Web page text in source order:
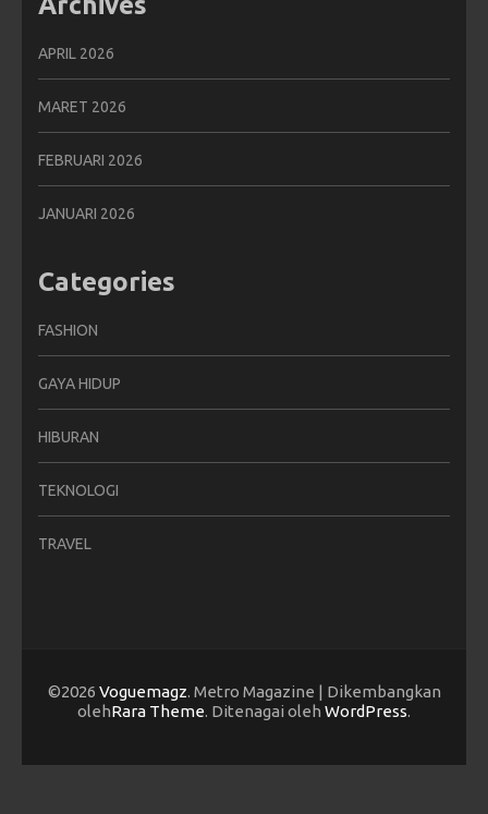
APRIL 2026
MARET 2026
FEBRUARI 2026
JANUARI 2026
Categories
FASHION
GAYA HIDUP
HIBURAN
TEKNOLOGI
TRAVEL
©2026 Voguemagz. Metro Magazine | Dikembangkan
olehRara Theme. Ditenagai oleh WordPress.